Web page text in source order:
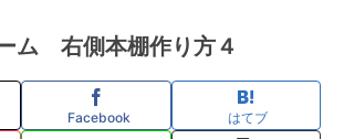
ム 右側本棚作り方４
Facebook はてブ